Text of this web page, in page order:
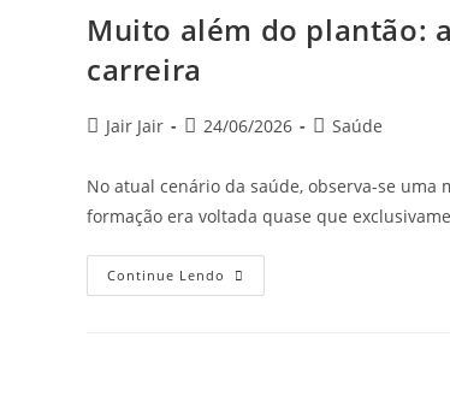
Muito além do plantão:
carreira
Jair Jair 24/06/2026 Saúde
No atual cenário da saúde, observa-se
formação era voltada quase que
Continue Lendo